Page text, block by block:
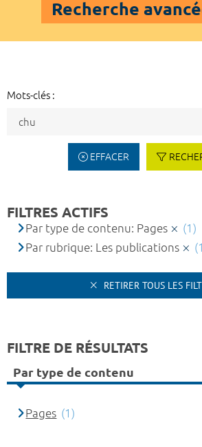
Recherche
Mots-clés :
EFFACER
FILTRES ACTIFS
Par type de contenu: Pages
(1)
Par rubrique: Les publications
RETIRER TOUS LES
FILTRE DE RÉSULTATS
Par type de contenu
Pages (1)